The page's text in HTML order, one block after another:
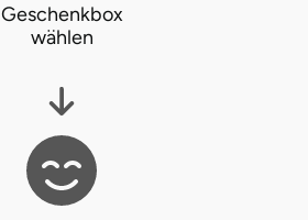
Geschenkbox
wählen